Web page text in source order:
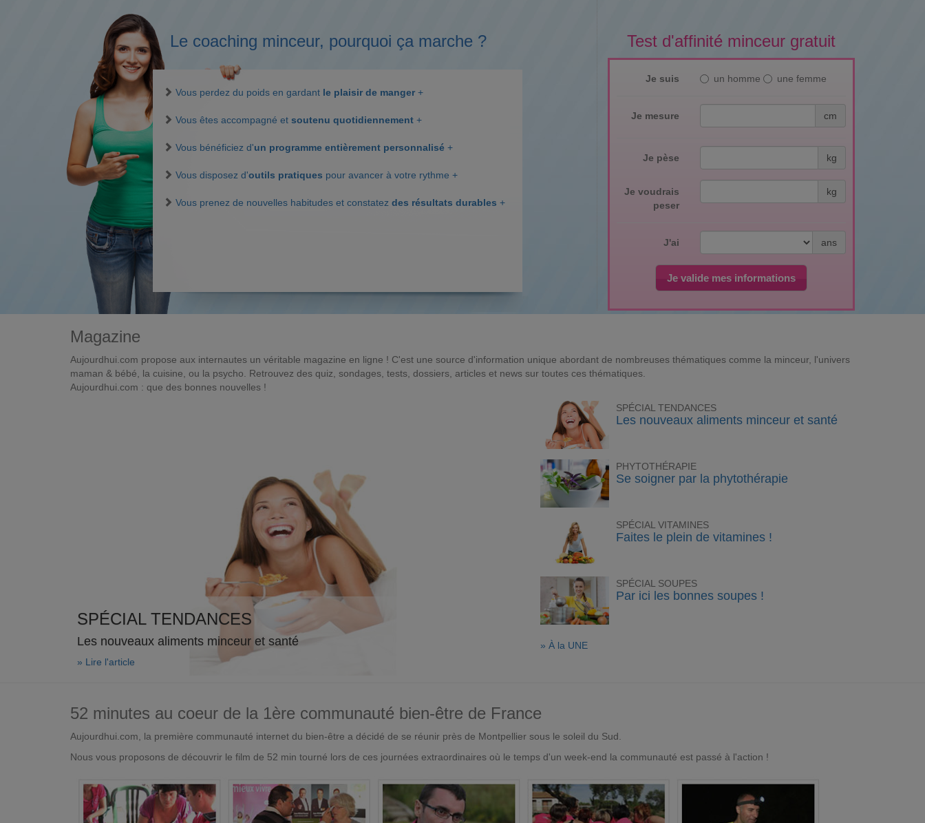
Test d'affinité minceur gratuit
Je suis un homme une femme
Je mesure cm
Je pèse kg
Je voudrais
peser
kg
J'ai ans
Je valide mes informations
Le coaching minceur, pourquoi ça marche ?
Vous perdez du poids en gardant le plaisir de manger +
Vous êtes accompagné et soutenu quotidiennement +
Vous bénéficiez d'un programme entièrement personnalisé +
Vous disposez d'outils pratiques pour avancer à votre rythme +
Vous prenez de nouvelles habitudes et constatez des résultats durables +
Magazine
Aujourdhui.com propose aux internautes un véritable magazine en ligne ! C'est une source d'information unique abordant de nombreuses thématiques comme la minceur, l'univers
maman & bébé, la cuisine, ou la psycho. Retrouvez des quiz, sondages, tests, dossiers, articles et news sur toutes ces thématiques.
Aujourdhui.com : que des bonnes nouvelles !
SPÉCIAL TENDANCES
Les nouveaux aliments minceur et santé
» Lire l'article
SPÉCIAL TENDANCES
Les nouveaux aliments minceur et santé
PHYTOTHÉRAPIE
Se soigner par la phytothérapie
SPÉCIAL VITAMINES
Faites le plein de vitamines !
SPÉCIAL SOUPES
Par ici les bonnes soupes !
» À la UNE
52 minutes au coeur de la 1ère communauté bien-être de France
Aujourdhui.com, la première communauté internet du bien-être a décidé de se réunir près de Montpellier sous le soleil du Sud.
Nous vous proposons de découvrir le film de 52 min tourné lors de ces journées extraordinaires où le temps d'un week-end la communauté est passé à l'action !